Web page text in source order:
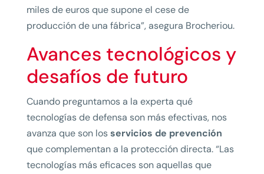
miles de euros que supone el cese de
producción de una fábrica”, asegura Brocheriou.
Avances tecnológicos y
desafíos de futuro
Cuando preguntamos a la experta qué
tecnologías de defensa son más efectivas, nos
avanza que son losservicios de prevención
que complementan a la protección directa. “Las
tecnologías más eficaces son aquellas que